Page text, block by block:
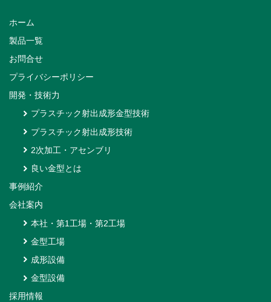
ホーム
製品一覧
お問合せ
プライバシーポリシー
開発・技術力
プラスチック射出成形金型技術
プラスチック射出成形技術
2次加工・アセンブリ
良い金型とは
事例紹介
会社案内
本社・第1工場・第2工場
金型工場
成形設備
金型設備
採用情報